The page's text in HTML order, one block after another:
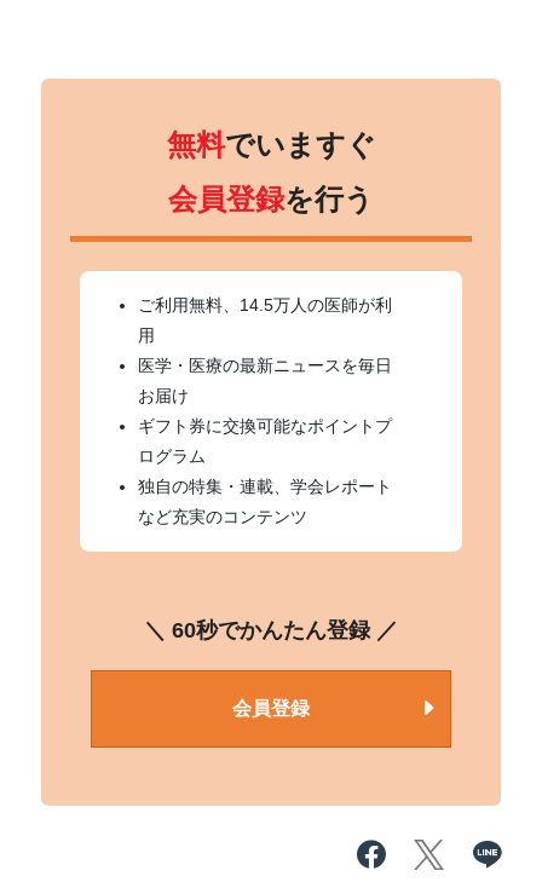
無料でいますぐ
会員登録を行う
ご利用無料、14.5万人の医師が利
用
医学・医療の最新ニュースを毎日
お届け
ギフト券に交換可能なポイントプ
ログラム
独自の特集・連載、学会レポート
など充実のコンテンツ
＼ 60秒でかんたん登録 ／
会員登録